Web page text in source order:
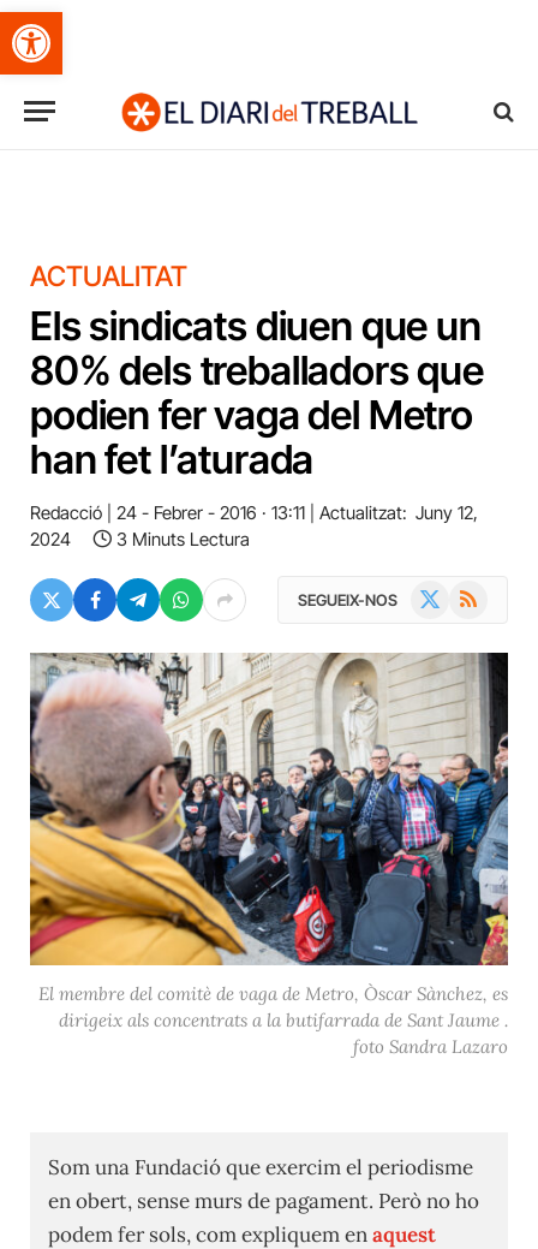
Obre la barra d'eines
ACTUALITAT
Els sindicats diuen que un
80% dels treballadors que
podien fer vaga del Metro
han fet l’aturada
Redacció 24 - Febrer - 2016 · 13:11 Actualitzat: Juny 12,
2024
3 Minuts Lectura
SEGUEIX-NOS RSS
El membre del comitè de vaga de Metro, Òscar Sànchez, es
dirigeix als concentrats a la butifarrada de Sant Jaume .
foto Sandra Lazaro
Som una Fundació que exercim el periodisme
en obert, sense murs de pagament. Però no ho
podem fer sols, com expliquem enaquest